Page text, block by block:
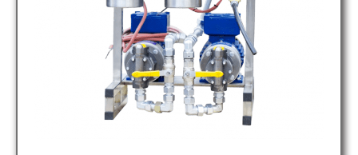
MICFIL ECO600